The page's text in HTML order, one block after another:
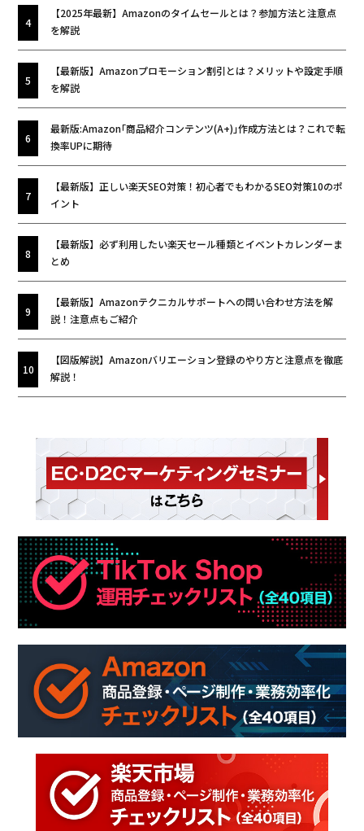
【2025年最新】Amazonのタイムセールとは？参加方法と注意点
を解説
【最新版】Amazonプロモーション割引とは？メリットや設定手順
を解説
最新版:Amazon｢商品紹介コンテンツ(A+)｣作成方法とは？これで転
換率UPに期待
【最新版】正しい楽天SEO対策！初心者でもわかるSEO対策10のポ
イント
【最新版】必ず利用したい楽天セール種類とイベントカレンダーま
とめ
【最新版】Amazonテクニカルサポートへの問い合わせ方法を解
説！注意点もご紹介
【図版解説】Amazonバリエーション登録のやり方と注意点を徹底
解説！